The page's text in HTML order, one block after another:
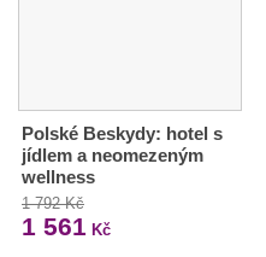
Polské Beskydy: hotel s
jídlem a neomezeným
wellness
1 792 Kč
1 561 Kč